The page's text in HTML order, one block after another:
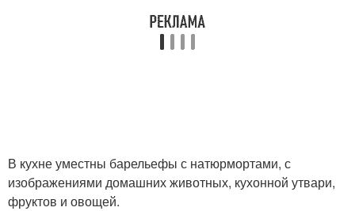
В кухне уместны барельефы с натюрмортами, с
изображениями домашних животных, кухонной утвари,
фруктов и овощей.